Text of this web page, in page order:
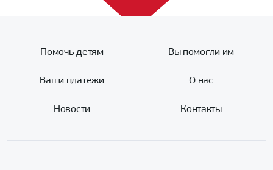
Помочь детям Вы помогли им
Ваши платежи О нас
Новости Контакты